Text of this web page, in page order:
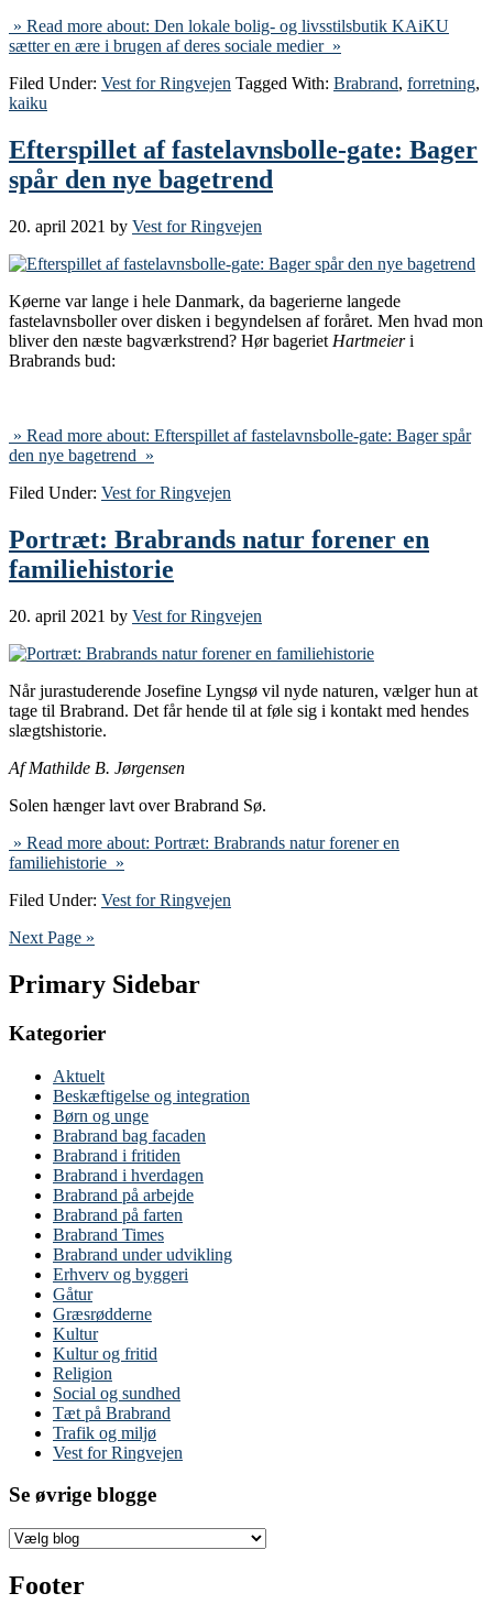
» Read more about: Den lokale bolig- og livsstilsbutik KAiKU
sætter en ære i brugen af deres sociale medier »
Filed Under: Vest for Ringvejen Tagged With: Brabrand, forretning,
kaiku
Efterspillet af fastelavnsbolle-gate: Bager
spår den nye bagetrend
20. april 2021 by Vest for Ringvejen
Køerne var lange i hele Danmark, da bagerierne langede
fastelavnsboller over disken i begyndelsen af foråret. Men hvad mon
bliver den næste bagværkstrend? Hør bageriet Hartmeieri
Brabrands bud:
» Read more about: Efterspillet af fastelavnsbolle-gate: Bager spår
den nye bagetrend »
Filed Under: Vest for Ringvejen
Portræt: Brabrands natur forener en
familiehistorie
20. april 2021 by Vest for Ringvejen
Når jurastuderende Josefine Lyngsø vil nyde naturen, vælger hun at
tage til Brabrand. Det får hende til at føle sig i kontakt med hendes
slægtshistorie.
Af Mathilde B. Jørgensen
Solen hænger lavt over Brabrand Sø.
» Read more about: Portræt: Brabrands natur forener en
familiehistorie »
Filed Under: Vest for Ringvejen
Next Page »
Primary Sidebar
Kategorier
Aktuelt
Beskæftigelse og integration
Børn og unge
Brabrand bag facaden
Brabrand i fritiden
Brabrand i hverdagen
Brabrand på arbejde
Brabrand på farten
Brabrand Times
Brabrand under udvikling
Erhverv og byggeri
Gåtur
Græsrødderne
Kultur
Kultur og fritid
Religion
Social og sundhed
Tæt på Brabrand
Trafik og miljø
Vest for Ringvejen
Se øvrige blogge
Footer